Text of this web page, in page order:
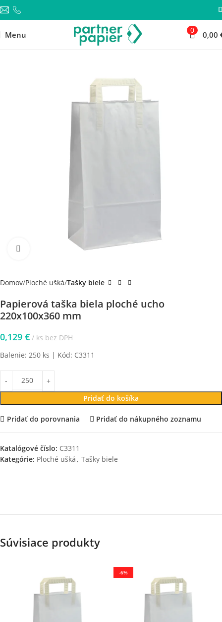
Menu 0 0,00
Klikni pre zväčšenie
Domov Ploché ušká Tašky biele
Papierová taška biela ploché ucho
220x100x360 mm
0,129 €
ks bez DPH
Balenie: 250 ks | Kód: C3311
Pridať do košíka
Pridať do porovnania Pridať do nákupného zoznamu
Katalógové číslo: C3311
Kategórie: Ploché ušká, Tašky biele
Súvisiace produkty
-6%